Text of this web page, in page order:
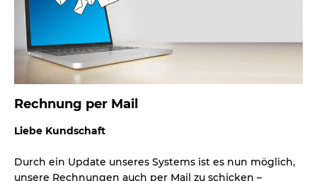
Rechnung per Mail
Liebe Kundschaft
Durch ein Update unseres Systems ist es nun möglich,
unsere Rechnungen auch per Mail zu schicken –